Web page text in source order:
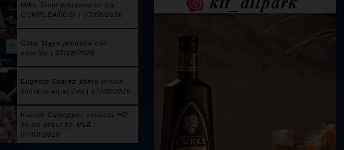
Mike Trout jonronea en su
CUMPLEAÑOS! | 07/08/2026
Coby Mayo produce con
sencillo | 07/08/2026
Eugenio Suárez libera jonrón
solitario en el 2do | 07/08/2026
Kaelen Culpepper conecta HR
en su debut en MLB |
07/08/2026